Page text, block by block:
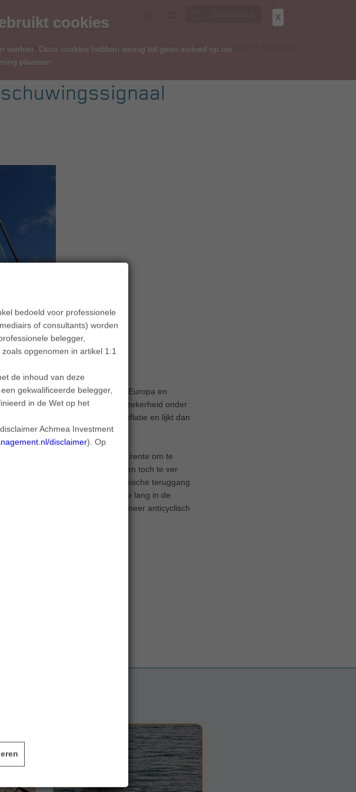
MVB en Impact Over ons Actueel Contact opnemen
cookies
werken. Deze cookies hebben weinig tot geen invloed op uw
plaatsen
X
bedoeld voor professionele
of consultants) worden
belegger,
opgenomen in artikel 1:1
de inhoud van deze
gekwalificeerde belegger,
in de Wet op het
Achmea Investment
disclaimer). Op
bankencrisis al snel over naar Europa en
gekalmeerd maar de onzekerheid onder
vooral op de hoge inflatie en lijkt dan
op de financiële markten.
genoeg om met deze hogere rente om te
Of zijn de centrale banken toch te ver
nodig om de economische teruggang
banken niet al te goed. Door te lang in de
cyclisch beleid, terwijl juist een meer anticyclisch